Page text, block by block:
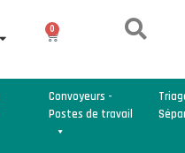
0
Convoyeurs -
Postes de travail